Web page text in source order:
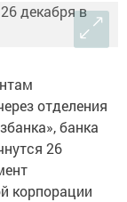
отделения
банка
26
корпорации